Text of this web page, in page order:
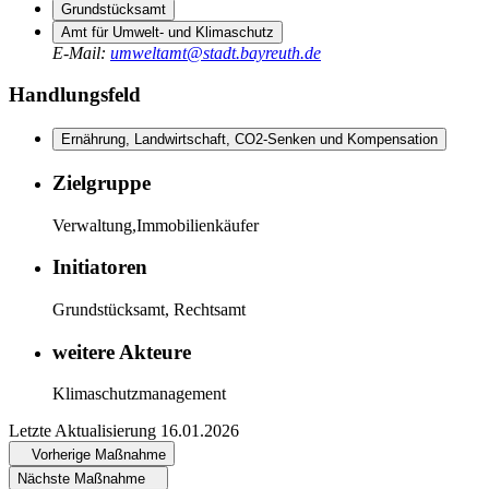
Grundstücksamt
Amt für Umwelt- und Klimaschutz
E-Mail: umweltamt@stadt.bayreuth.de
Handlungsfeld
Ernährung, Landwirtschaft, CO2-Senken und Kompensation
Zielgruppe
Verwaltung,Immobilienkäufer
Initiatoren
Grundstücksamt, Rechtsamt
weitere Akteure
Klimaschutzmanagement
Letzte Aktualisierung 16.01.2026
Vorherige Maßnahme
Nächste Maßnahme